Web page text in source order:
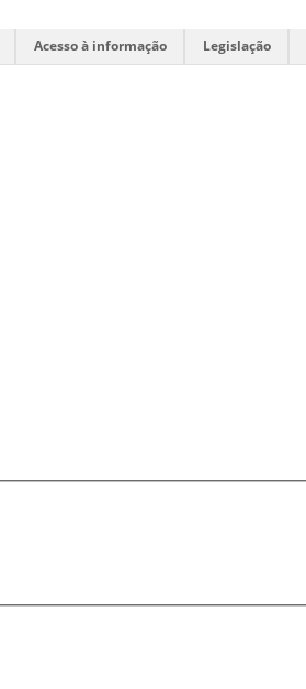
Acesso à informação Legislação